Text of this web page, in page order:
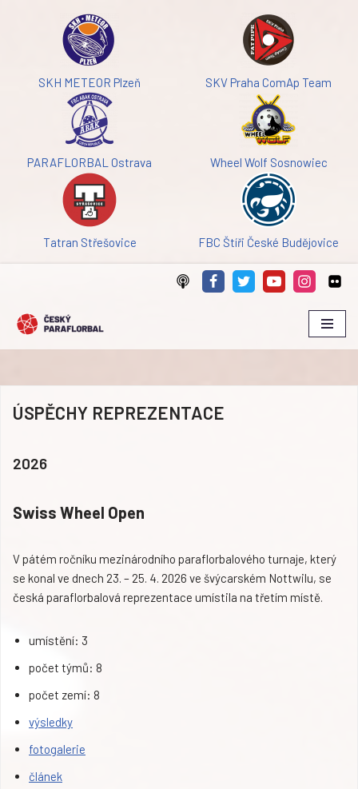
SKH METEOR Plzeň SKV Praha ComAp Team
PARAFLORBAL Ostrava Wheel Wolf Sosnowiec
Tatran Střešovice FBC Štíři České Budějovice
obsah
ÚSPĚCHY REPREZENTACE
2026
Swiss Wheel Open
V pátém ročníku mezinárodního paraflorbalového turnaje, který
se konal ve dnech 23. – 25. 4. 2026 ve švýcarském Nottwilu, se
česká paraflorbalová reprezentace umístila na třetím místě.
umístění: 3
počet týmů: 8
počet zemí: 8
výsledky
fotogalerie
článek